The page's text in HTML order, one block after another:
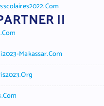
II
Makassar.com